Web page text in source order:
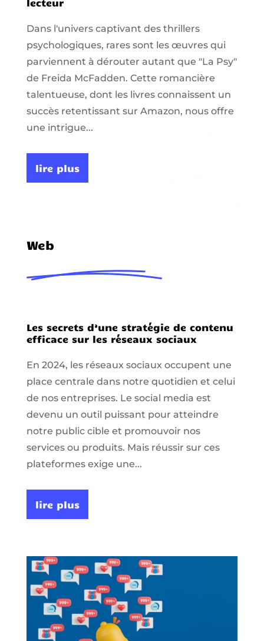
lecteur
Dans l'univers captivant des thrillers
psychologiques, rares sont les œuvres qui
parviennent à dérouter autant que "La Psy"
de Freida McFadden. Cette romancière
talentueuse, dont les livres connaissent un
succès retentissant sur Amazon, nous offre
une intrigue...
lire plus
Web
Les secrets d’une stratégie de contenu
efficace sur les réseaux sociaux
En 2024, les réseaux sociaux occupent une
place centrale dans notre quotidien et celui
de nos entreprises. Le social media est
devenu un outil puissant pour atteindre
notre public cible et promouvoir nos
services ou produits. Mais réussir sur ces
plateformes exige une...
lire plus